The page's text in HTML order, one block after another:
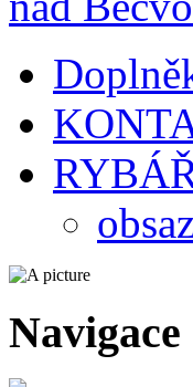
Navigace